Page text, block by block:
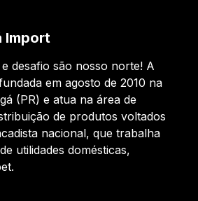
Import
desafio são nosso norte! A
em agosto de 2010 na
(PR) e atua na área de
de produtos voltados
nacional, que trabalha
utilidades domésticas,